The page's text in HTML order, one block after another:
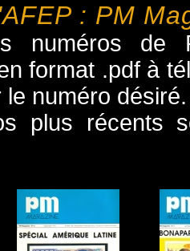
: PM
numéros de
format .pdf à
numéro désiré.
plus récents